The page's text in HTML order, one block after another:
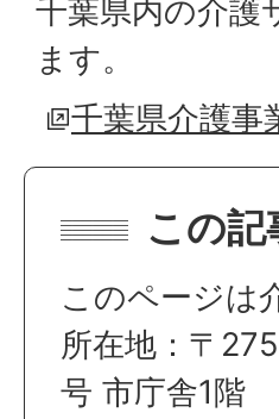
千葉県内の介護
ます。
千葉県介護事
この
このページは
所在地：〒
号 市庁舎1階